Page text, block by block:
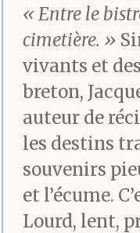
part ou
coin,
instauré
lustres
distance.
« Entre le
cimetière. »
vivants et
breton,
auteur de
les destins
souvenirs
et l’écume.
Lourd, lent,